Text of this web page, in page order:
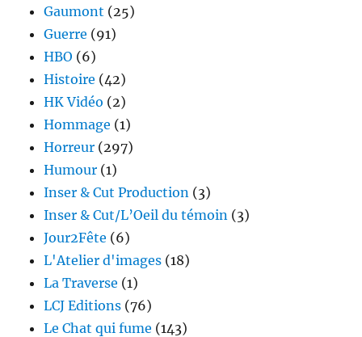
Gaumont (25)
Guerre (91)
HBO (6)
Histoire (42)
HK Vidéo (2)
Hommage (1)
Horreur (297)
Humour (1)
Inser & Cut Production (3)
Inser & Cut/L’Oeil du témoin (3)
Jour2Fête (6)
L'Atelier d'images (18)
La Traverse (1)
LCJ Editions (76)
Le Chat qui fume (143)